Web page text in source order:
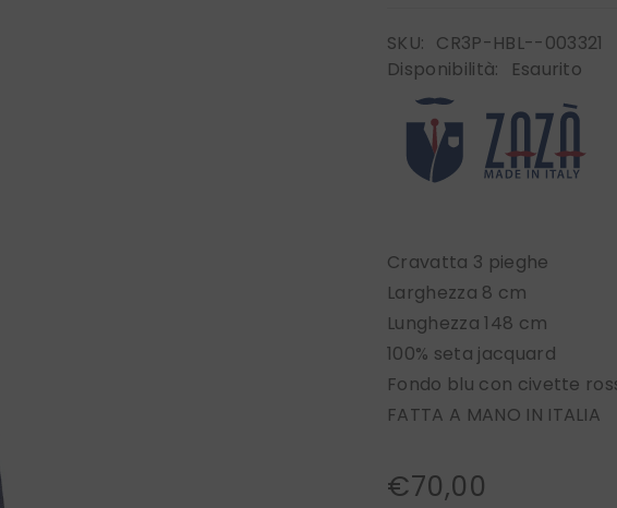
SKU: CR3P-HBL--003321
Disponibilità:
Esaurito
Cravatta 3 pieghe
Larghezza 8 cm
Lunghezza 148 cm
100% seta jacquard
Fondo blu con civette
FATTA A MANO IN ITALIA
€70,00